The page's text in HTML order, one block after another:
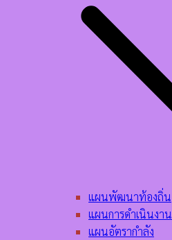
แผนพัฒนาท้องถิ่น
แผนการดำเนินงาน
แผนอัตรากำลัง